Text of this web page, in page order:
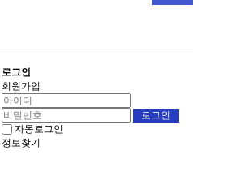
로그인
회원가입
자동로그인
정보찾기